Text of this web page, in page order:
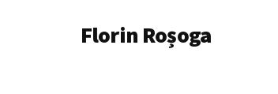
AdditionalFlorin Roșoga